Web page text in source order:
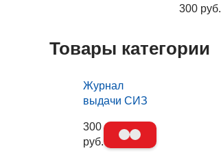
300 руб.
Товары категории
Журнал
выдачи СИЗ
300
руб.